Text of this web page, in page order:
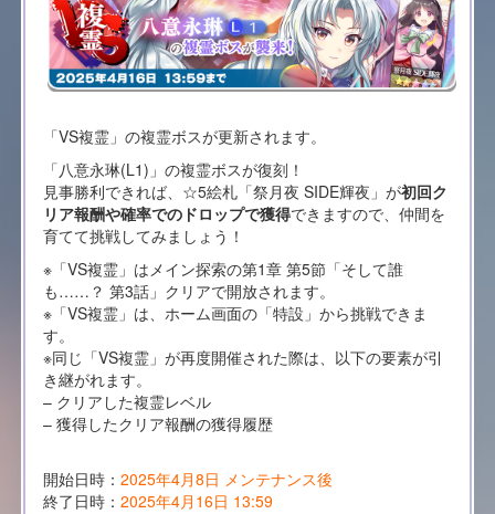
「VS複霊」の複霊ボスが更新されます。
「八意永琳(L1)」の複霊ボスが復刻！
見事勝利できれば、☆5絵札「祭月夜 SIDE輝夜」が初回ク
リア報酬や確率でのドロップで獲得できますので、仲間を
育てて挑戦してみましょう！
※「VS複霊」はメイン探索の第1章 第5節「そして誰
も……？ 第3話」クリアで開放されます。
※「VS複霊」は、ホーム画面の「特設」から挑戦できま
す。
※同じ「VS複霊」が再度開催された際は、以下の要素が引
き継がれます。
– クリアした複霊レベル
– 獲得したクリア報酬の獲得履歴
開始日時： 2025年4月8日 メンテナンス後
終了日時： 2025年4月16日 13:59